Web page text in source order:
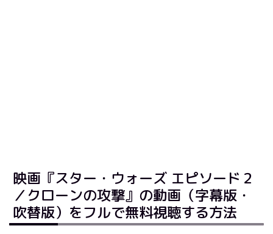
映画『スター・ウォーズ エピソード２
／クローンの攻撃』の動画（字幕版・
吹替版）をフルで無料視聴する方法